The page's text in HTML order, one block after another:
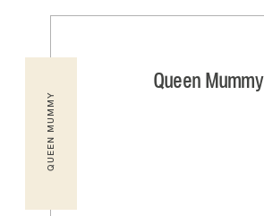
Queen Mummy
QUEEN MUMMY